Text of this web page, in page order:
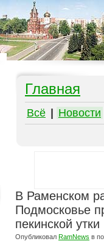
Главная
Всё Новости
В Раменском
Подмосковье
пекинской утки
Опубликовал RamNews в